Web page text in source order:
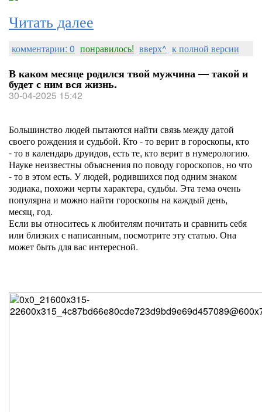
Читать далее
комментарии: 0 понравилось! вверх^ к полной версии
В каком месяце родился твой мужчина — такой и
будет с ним вся жизнь.
30-04-2025 15:42
Большинство людей пытаются найти связь между датой
своего рождения и судьбой. Кто - то верит в гороскопы, кто
- то в календарь друидов, есть те, кто верит в нумерологию.
Науке неизвестны объяснения по поводу гороскопов, но что
- то в этом есть. У людей, родившихся под одним знаком
зодиака, похожи черты характера, судьбы. Эта тема очень
популярна и можно найти гороскопы на каждый день,
месяц, год.
Если вы относитесь к любителям почитать и сравнить себя
или близких с написанным, посмотрите эту статью. Она
может быть для вас интересной.